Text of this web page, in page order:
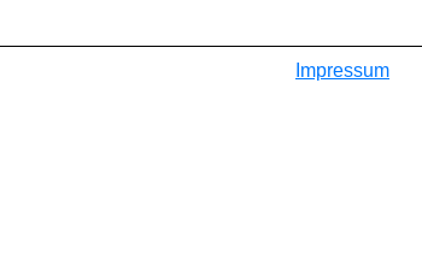
Impressum